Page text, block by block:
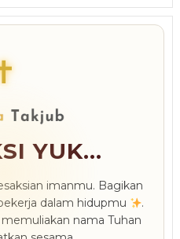
YUK...
imanmu. Bagikan
dalam hidupmu
.
nama Tuhan